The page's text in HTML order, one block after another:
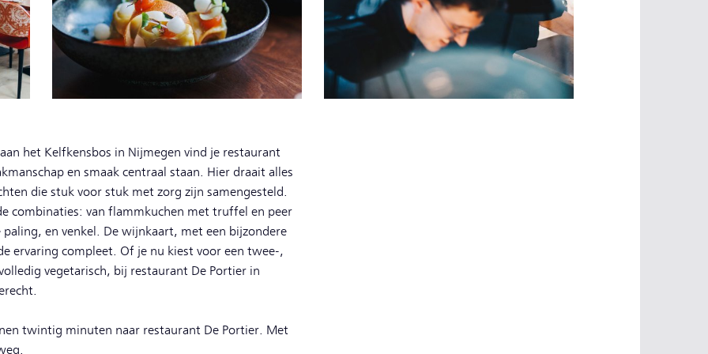
het Kelfkensbos in Nijmegen vind je restaurant
en smaak centraal staan. Hier draait alles
die stuk voor stuk met zorg zijn samengesteld.
combinaties: van flammkuchen met truffel en peer
en venkel. De wijnkaart, met een bijzondere
ervaring compleet. Of je nu kiest voor een twee-,
vegetarisch, bij restaurant De Portier in
twintig minuten naar restaurant De Portier. Met